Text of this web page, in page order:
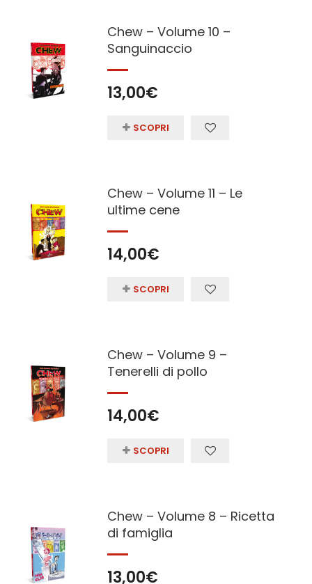
Chew – Volume 10 –
Sanguinaccio
13,00€
SCOPRI
Chew – Volume 11 – Le
ultime cene
14,00€
SCOPRI
Chew – Volume 9 –
Tenerelli di pollo
14,00€
SCOPRI
Chew – Volume 8 – Ricetta
di famiglia
13,00€